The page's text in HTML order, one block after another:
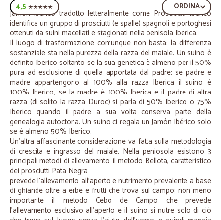
4,5
Jamón Ibérico tradotto letteralmente come Prosciutto Iberico
identifica un gruppo di prosciutti (e spalle) spagnoli e portoghesi
ottenuti da suini macellati e stagionati nella penisola Iberica.
Il luogo di trasformazione comunque non basta: la differenza
sostanziale sta nella purezza della razza del maiale. Un suino è
definito Iberico soltanto se la sua genetica è almeno per il 50%
pura ad esclusione di quella apportata dal padre: se padre e
madre appartengono al 100% alla razza Iberica il suino è
100% Iberico, se la madre è 100% Iberica e il padre di altra
razza (di solito la razza Duroc) si parla di 50% Iberico o 75%
Iberico quando il padre a sua volta conserva parte della
genealogia autoctona. Un suino ci regala un Jamón Ibérico solo
se è almeno 50% Iberico.
Un'altra affascinante considerazione va fatta sulla metodologia
di crescita e ingrasso del maiale. Nella peniosola esistono 3
principali metodi di allevamento: il metodo Bellota, caratteristico
dei prosciutti Pata Negra
prevede l'allevamento all'aperto e nutrimento prevalente a base
di ghiande oltre a erbe e frutti che trova sul campo; non meno
importante il metodo Cebo de Campo che prevede
l'allevamento esclusivo all'aperto e il suino si nutre solo di ciò
ORDINA